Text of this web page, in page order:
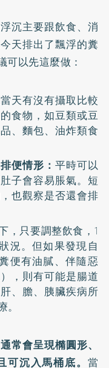
沉主要跟飲食、消
天排出了飄浮的糞
以先這麼做：
天有沒有攝取比較
食物，如豆類或豆
、麵包、油炸類食
便情形： 平時可以
子會容易脹氣。短
也觀察是否還會排
，只要調整飲食，1
況。但如果發現自
便有油膩、伴隨惡
，則有可能是腸道
、膽、胰臟疾病所
常會呈現橢圓形、
沉入馬桶底。 當